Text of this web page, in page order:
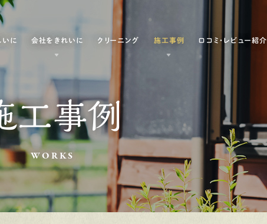
いに 会社をきれいに クリーニング 施工事例 口コミ・レビュー紹介
工事例
WORKS